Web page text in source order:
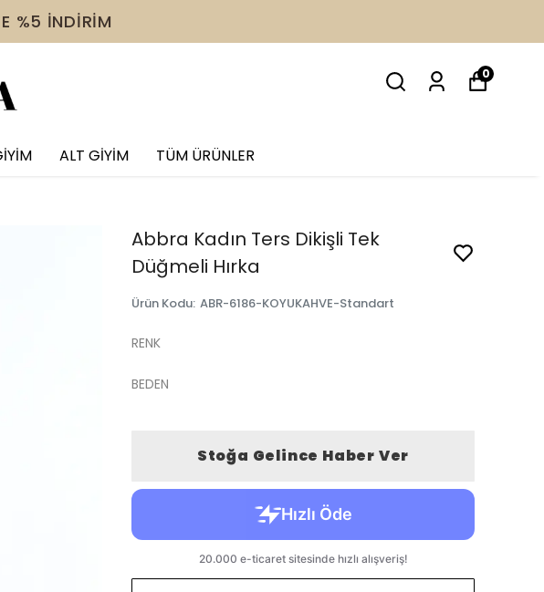
EK %10 İNDİRİM
ALT GİYİM TÜM ÜRÜNLER
0
Abbra Kadın Ters Dikişli Tek
Düğmeli Hırka
Ürün Kodu: ABR-6186-KOYUKAHVE-Standart
RENK
BEDEN
Stoğa Gelince Haber Ver